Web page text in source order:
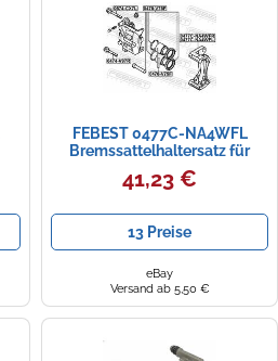
FEBEST 0477C-NA4WFL
Bremssattelhaltersatz für
MITSUBISHI
41,23 €
13 Preise
eBay
Versand ab 5,50 €